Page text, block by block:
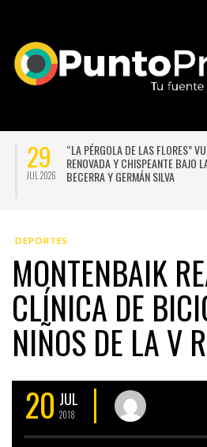
27
JUL 2026
UNIVERSIDAD DE CHILE VENCE CON
ITALIANO Y SE INSTALA EN LA
DEPORTES
MONTENBAIK
CLÍNICA DE
NIÑOS DE LA V
20 JUL
2018